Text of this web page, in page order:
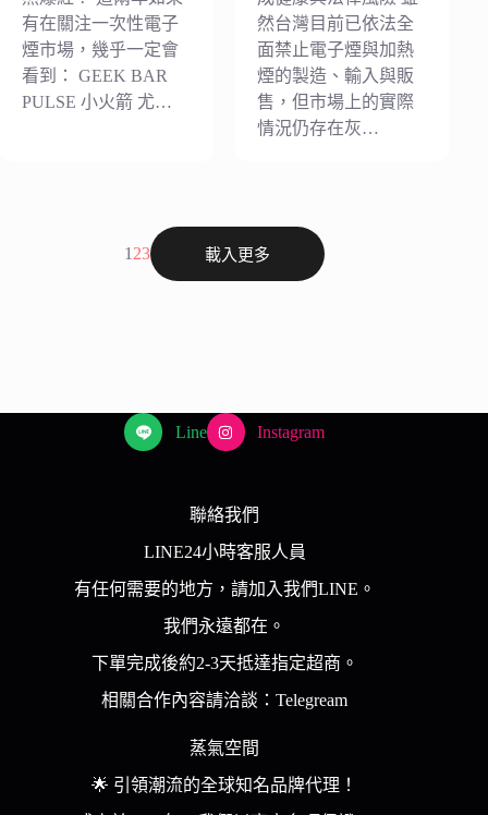
有在關注一次性電子
煙市場，幾乎一定會
看到： GEEK BAR
PULSE 小火箭 尤…
然台灣目前已依法全
面禁止電子煙與加熱
煙的製造、輸入與販
售，但市場上的實際
情況仍存在灰…
1 23 載入更多
Line Instagram
聯絡我們
LINE24小時客服人員
有任何需要的地方，請加入我們LINE。
我們永遠都在。
下單完成後約2-3天抵達指定超商。
相關合作內容請洽談：Telegream
蒸氣空間
🌟 引領潮流的全球知名品牌代理！